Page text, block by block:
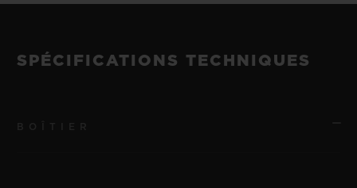
SPÉCIFICATIONS TECHNIQUES